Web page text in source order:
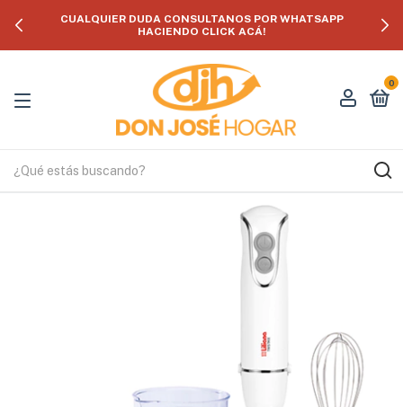
CUALQUIER DUDA CONSULTANOS POR WHATSAPP
HACIENDO CLICK ACÁ!
0